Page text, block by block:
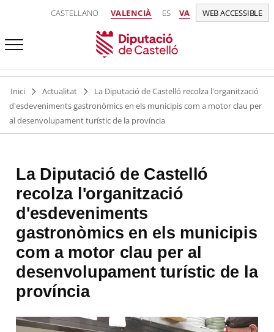
CASTELLANO VALENCIÀ ES VA WEB ACCESSIBLE
Inici Actualitat
La Diputació de Castelló recolza l'organització
d'esdeveniments gastronòmics en els municipis com a motor clau per
al desenvolupament turístic de la província
La Diputació de Castelló
recolza l'organització
d'esdeveniments
gastronòmics en els municipis
com a motor clau per al
desenvolupament turístic de la
província